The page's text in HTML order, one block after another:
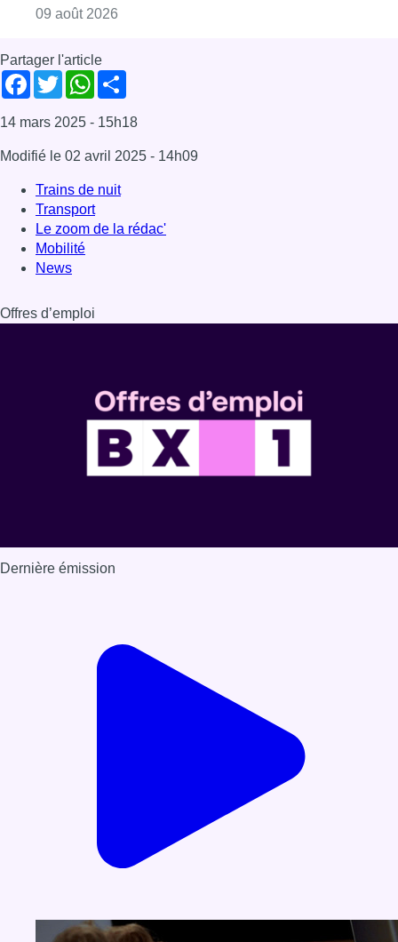
09 août 2026
Partager l'article
Facebook
TwitterWhatsApp
14 mars 2025 - 15h18
Modifié le 02 avril 2025 - 14h09
Trains de nuit
Transport
Le zoom de la rédac'
Mobilité
News
Offres d’emploi
Dernière émission